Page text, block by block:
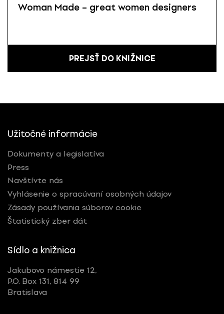
Woman Made – great women designers
PREJSŤ DO KNIŽNICE
Užitočné informácie
Dokumenty a legislatíva
Press
Navštívte nás
Vyhlásenie o spracúvaní osobných údajov
Zásady používania súborov cookie
Štatistický zber dát
Sídlo a knižnica
Jakubovo námestie 12,
P.O. Box 131, 814 99
Bratislava